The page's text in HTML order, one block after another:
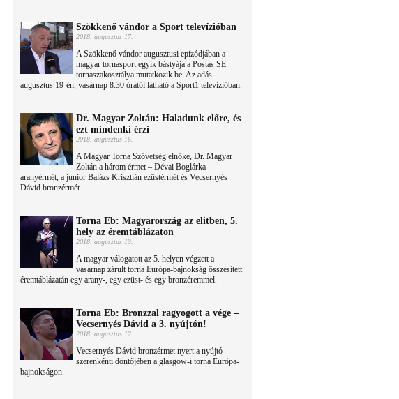
Szökkenő vándor a Sport televízióban
2018. augusztus 17.
A Szökkenő vándor augusztusi epizódjában a
magyar tornasport egyik bástyája a Postás SE
tornaszakosztálya mutatkozik be. Az adás
augusztus 19-én, vasárnap 8:30 órától látható a Sport1 televízióban.
Dr. Magyar Zoltán: Haladunk előre, és
ezt mindenki érzi
2018. augusztus 16.
A Magyar Torna Szövetség elnöke, Dr. Magyar
Zoltán a három érmet – Dévai Boglárka
aranyérmét, a junior Balázs Krisztián ezüstérmét és Vecsernyés
Dávid bronzérmét...
Torna Eb: Magyarország az elitben, 5.
hely az éremtáblázaton
2018. augusztus 13.
A magyar válogatott az 5. helyen végzett a
vasárnap zárult torna Európa-bajnokság összesített
éremtáblázatán egy arany-, egy ezüst- és egy bronzéremmel.
Torna Eb: Bronzzal ragyogott a vége –
Vecsernyés Dávid a 3. nyújtón!
2018. augusztus 12.
Vecsernyés Dávid bronzérmet nyert a nyújtó
szerenkénti döntőjében a glasgow-i torna Európa-
bajnokságon.